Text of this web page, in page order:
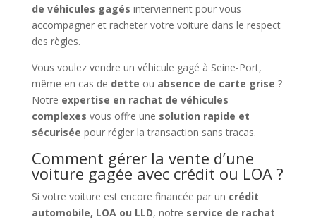
de véhicules gagés interviennent pour vous
accompagner et racheter votre voiture dans le respect
des règles.
Vous voulez vendre un véhicule gagé à Seine-Port,
même en cas de dette ou absence de carte grise ?
Notre expertise en rachat de véhicules
complexes vous offre une solution rapide et
sécurisée pour régler la transaction sans tracas.
Comment gérer la vente d’une
voiture gagée avec crédit ou LOA ?
Si votre voiture est encore financée par un crédit
automobile, LOA ou LLD, notre service de rachat